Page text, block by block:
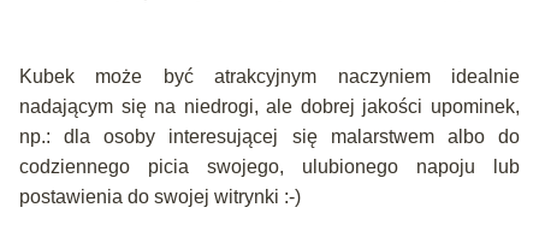
Kubek może być atrakcyjnym naczyniem idealnie
nadającym się na niedrogi, ale dobrej jakości upominek,
np.: dla osoby interesującej się malarstwem albo do
codziennego picia swojego, ulubionego napoju lub
postawienia do swojej witrynki :-)